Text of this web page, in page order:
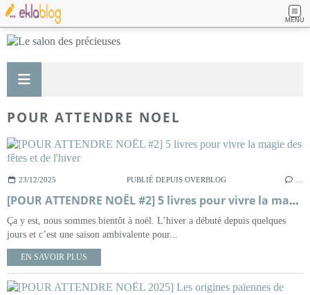
MENU
POUR ATTENDRE NOEL
23/12/2025 PUBLIÉ DEPUIS OVERBLOG
[POUR ATTENDRE NOËL #2] 5 livres pour vivre la magie des fêtes et de l'hiver
Ça y est, nous sommes bientôt à noël. L’hiver a débuté depuis quelques
jours et c’est une saison ambivalente pour...
EN SAVOIR PLUS